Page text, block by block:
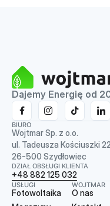
Dajemy Energię od
BIURO
Wojtmar Sp. z o.o.
ul. Tadeusza Kościuszki
26-500 Szydłowiec
DZIAŁ OBSŁUGI KLIENTA
+48 882 125 032
USŁUGI
Fotowoltaika
WOJTMAR
O nas